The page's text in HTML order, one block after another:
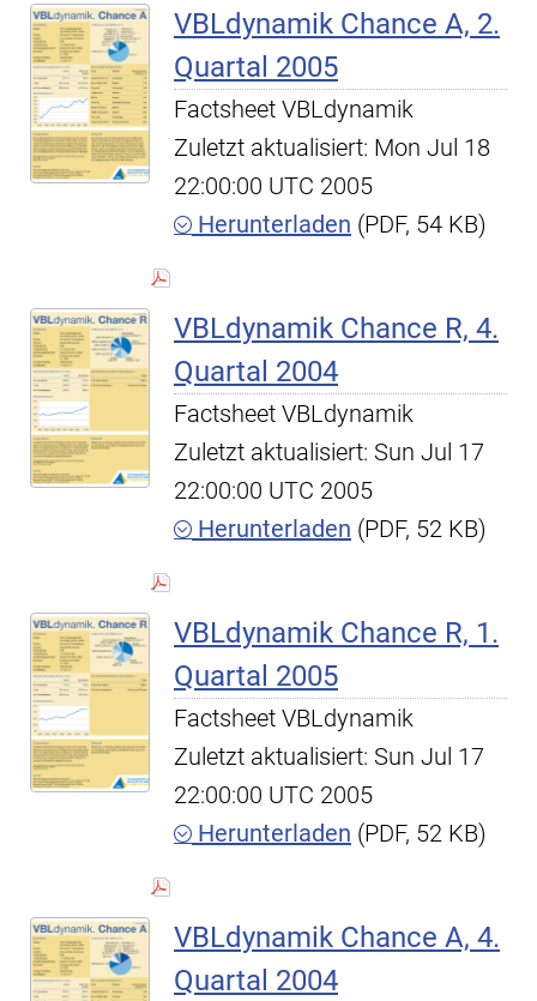
VBLdynamik Chance A, 2.
Quartal 2005
Factsheet VBLdynamik
Zuletzt aktualisiert: Mon Jul 18
22:00:00 UTC 2005
Herunterladen (PDF, 54 KB)
VBLdynamik Chance R, 4.
Quartal 2004
Factsheet VBLdynamik
Zuletzt aktualisiert: Sun Jul 17
22:00:00 UTC 2005
Herunterladen (PDF, 52 KB)
VBLdynamik Chance R, 1.
Quartal 2005
Factsheet VBLdynamik
Zuletzt aktualisiert: Sun Jul 17
22:00:00 UTC 2005
Herunterladen (PDF, 52 KB)
VBLdynamik Chance A, 4.
Quartal 2004